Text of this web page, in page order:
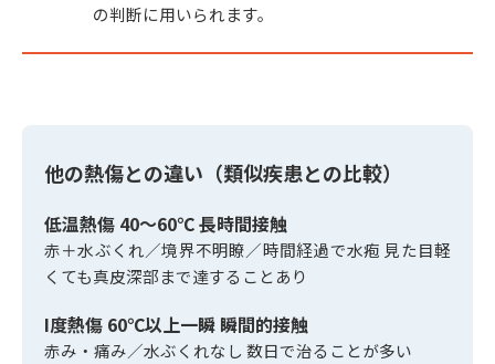
の判断に用いられます。
他の熱傷との違い（類似疾患との比較）
低温熱傷 40〜60℃ 長時間接触
赤＋水ぶくれ／境界不明瞭／時間経過で水疱 見た目軽
くても真皮深部まで達することあり
I度熱傷 60℃以上一瞬 瞬間的接触
赤み・痛み／水ぶくれなし 数日で治ることが多い